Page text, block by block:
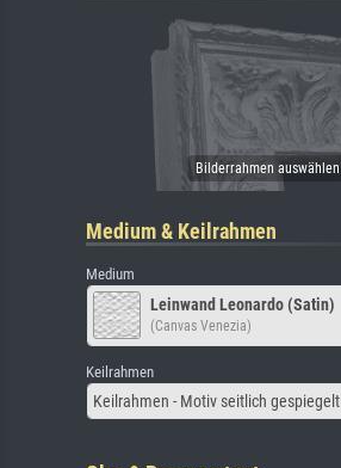
Medium & Keilrahmen
Medium
Leinwand Leonardo (Satin)
(Canvas Venezia)
Keilrahmen
Keilrahmen - Motiv seitlich gespiegelt